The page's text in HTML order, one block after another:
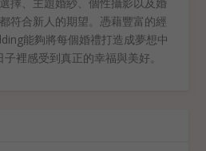
符合新人的期望。憑藉豐富的經
能夠將每個婚禮打造成夢想中
裡感受到真正的幸福與美好。